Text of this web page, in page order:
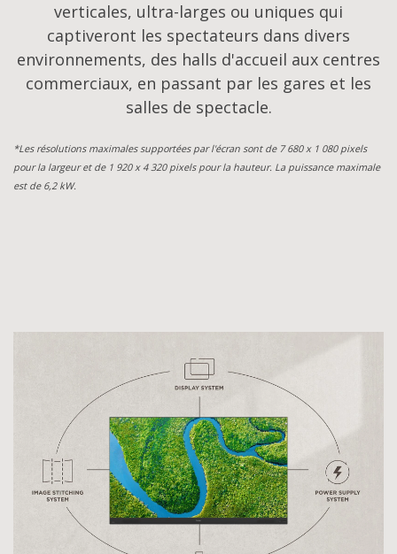
verticales, ultra-larges ou uniques qui
captiveront les spectateurs dans divers
environnements, des halls d'accueil aux centres
commerciaux, en passant par les gares et les
salles de spectacle.
*Les résolutions maximales supportées par l'écran sont de 7 680 x 1 080 pixels
pour la largeur et de 1 920 x 4 320 pixels pour la hauteur. La puissance maximale
est de 6,2 kW.